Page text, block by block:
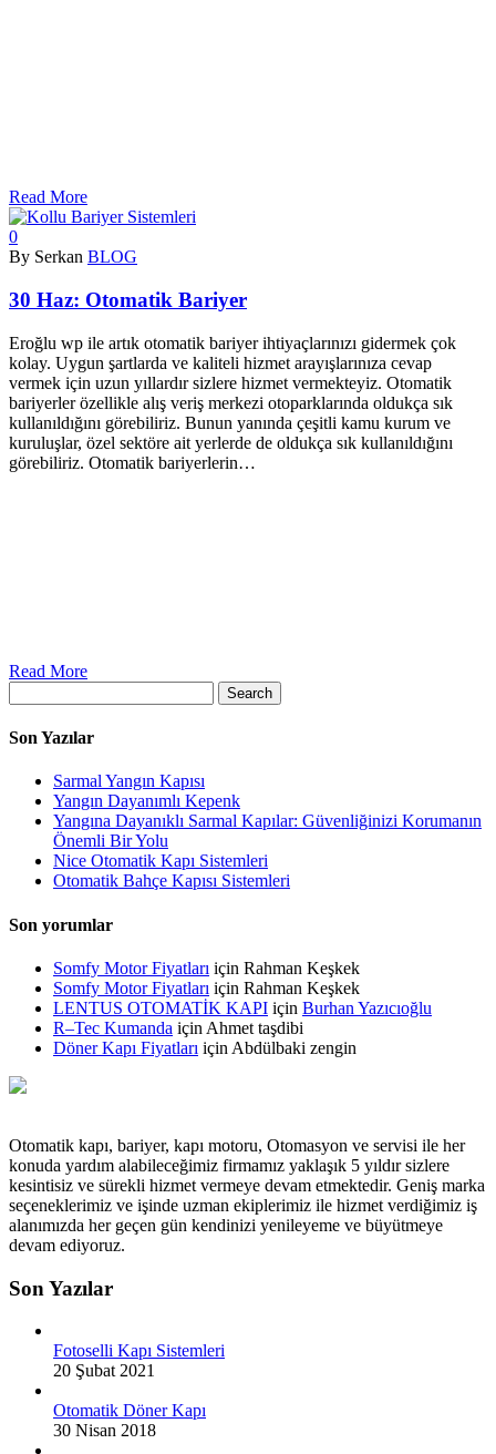
Read More
0
By Serkan BLOG
30 Haz: Otomatik Bariyer
Eroğlu wp ile artık otomatik bariyer ihtiyaçlarınızı gidermek çok
kolay. Uygun şartlarda ve kaliteli hizmet arayışlarınıza cevap
vermek için uzun yıllardır sizlere hizmet vermekteyiz. Otomatik
bariyerler özellikle alış veriş merkezi otoparklarında oldukça sık
kullanıldığını görebiliriz. Bunun yanında çeşitli kamu kurum ve
kuruluşlar, özel sektöre ait yerlerde de oldukça sık kullanıldığını
görebiliriz. Otomatik bariyerlerin…
Read More
Search
Son Yazılar
Sarmal Yangın Kapısı
Yangın Dayanımlı Kepenk
Yangına Dayanıklı Sarmal Kapılar: Güvenliğinizi Korumanın
Önemli Bir Yolu
Nice Otomatik Kapı Sistemleri
Otomatik Bahçe Kapısı Sistemleri
Son yorumlar
Somfy Motor Fiyatları için Rahman Keşkek
Somfy Motor Fiyatları için Rahman Keşkek
LENTUS OTOMATİK KAPI için Burhan Yazıcıoğlu
R–Tec Kumanda için Ahmet taşdibi
Döner Kapı Fiyatları için Abdülbaki zengin
Otomatik kapı, bariyer, kapı motoru, Otomasyon ve servisi ile her
konuda yardım alabileceğimiz firmamız yaklaşık 5 yıldır sizlere
kesintisiz ve sürekli hizmet vermeye devam etmektedir. Geniş marka
seçeneklerimiz ve işinde uzman ekiplerimiz ile hizmet verdiğimiz iş
alanımızda her geçen gün kendinizi yenileyeme ve büyütmeye
devam ediyoruz.
Son Yazılar
Fotoselli Kapı Sistemleri
20 Şubat 2021
Otomatik Döner Kapı
30 Nisan 2018